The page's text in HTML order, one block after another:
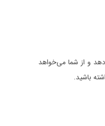
و از شما می‌خواهد
باشید.